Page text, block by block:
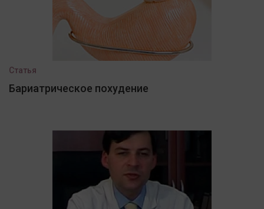
Статья
Бариатрическое похудение